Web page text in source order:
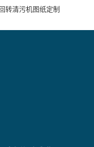
回转清污机图纸定制